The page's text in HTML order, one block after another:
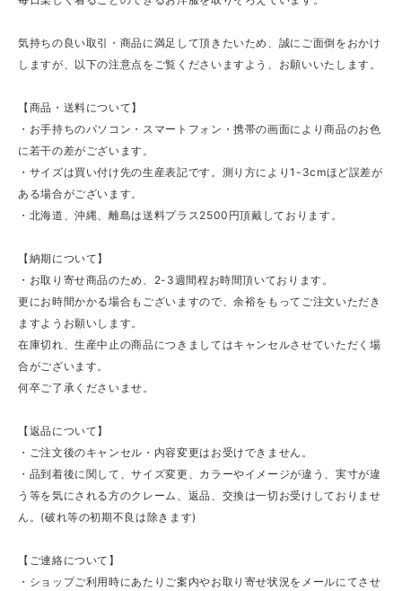
気持ちの良い取引・商品に満足して頂きたいため、誠にご面倒をおかけ
しますが、以下の注意点をご覧くださいますよう、お願いいたします。
【商品・送料について】
・お手持ちのパソコン・スマートフォン・携帯の画面により商品のお色
に若干の差がございます。
・サイズは買い付け先の生産表記です。測り方により1-3cmほど誤差が
ある場合がございます。
・北海道、沖縄、離島は送料プラス2500円頂戴しております。
【納期について】
・お取り寄せ商品のため、2-3週間程お時間頂いております。
更にお時間かかる場合もございますので、余裕をもってご注文いただき
ますようお願いします。
在庫切れ、生産中止の商品につきましてはキャンセルさせていただく場
合がございます。
何卒ご了承くださいませ。
【返品について】
・ご注文後のキャンセル・内容変更はお受けできません。
・品到着後に関して、サイズ変更、カラーやイメージが違う、実寸が違
う等を気にされる方のクレーム、返品、交換は一切お受けしておりませ
ん。(破れ等の初期不良は除きます)
【ご連絡について】
・ショップご利用時にあたりご案内やお取り寄せ状況をメールにてさせ